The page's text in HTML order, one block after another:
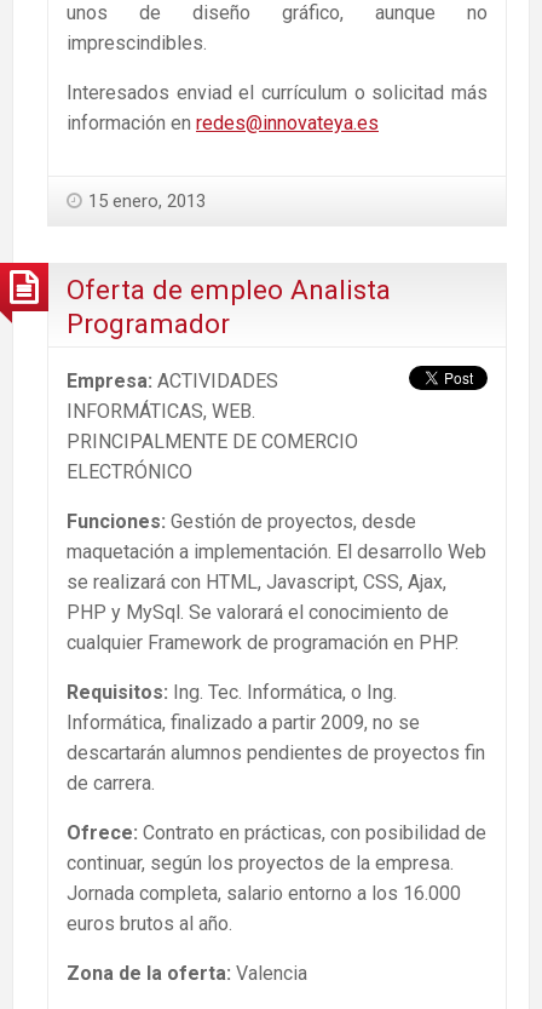
unos de diseño gráfico, aunque no
imprescindibles.
Interesados enviad el currículum o solicitad más
información en redes@innovateya.es
15 enero, 2013
Oferta de empleo Analista
Programador
Empresa: ACTIVIDADES
INFORMÁTICAS, WEB.
PRINCIPALMENTE DE COMERCIO
ELECTRÓNICO
Funciones: Gestión de proyectos, desde
maquetación a implementación. El desarrollo Web
se realizará con HTML, Javascript, CSS, Ajax,
PHP y MySql. Se valorará el conocimiento de
cualquier Framework de programación en PHP.
Requisitos: Ing. Tec. Informática, o Ing.
Informática, finalizado a partir 2009, no se
descartarán alumnos pendientes de proyectos fin
de carrera.
Ofrece: Contrato en prácticas, con posibilidad de
continuar, según los proyectos de la empresa.
Jornada completa, salario entorno a los 16.000
euros brutos al año.
Zona de la oferta: Valencia